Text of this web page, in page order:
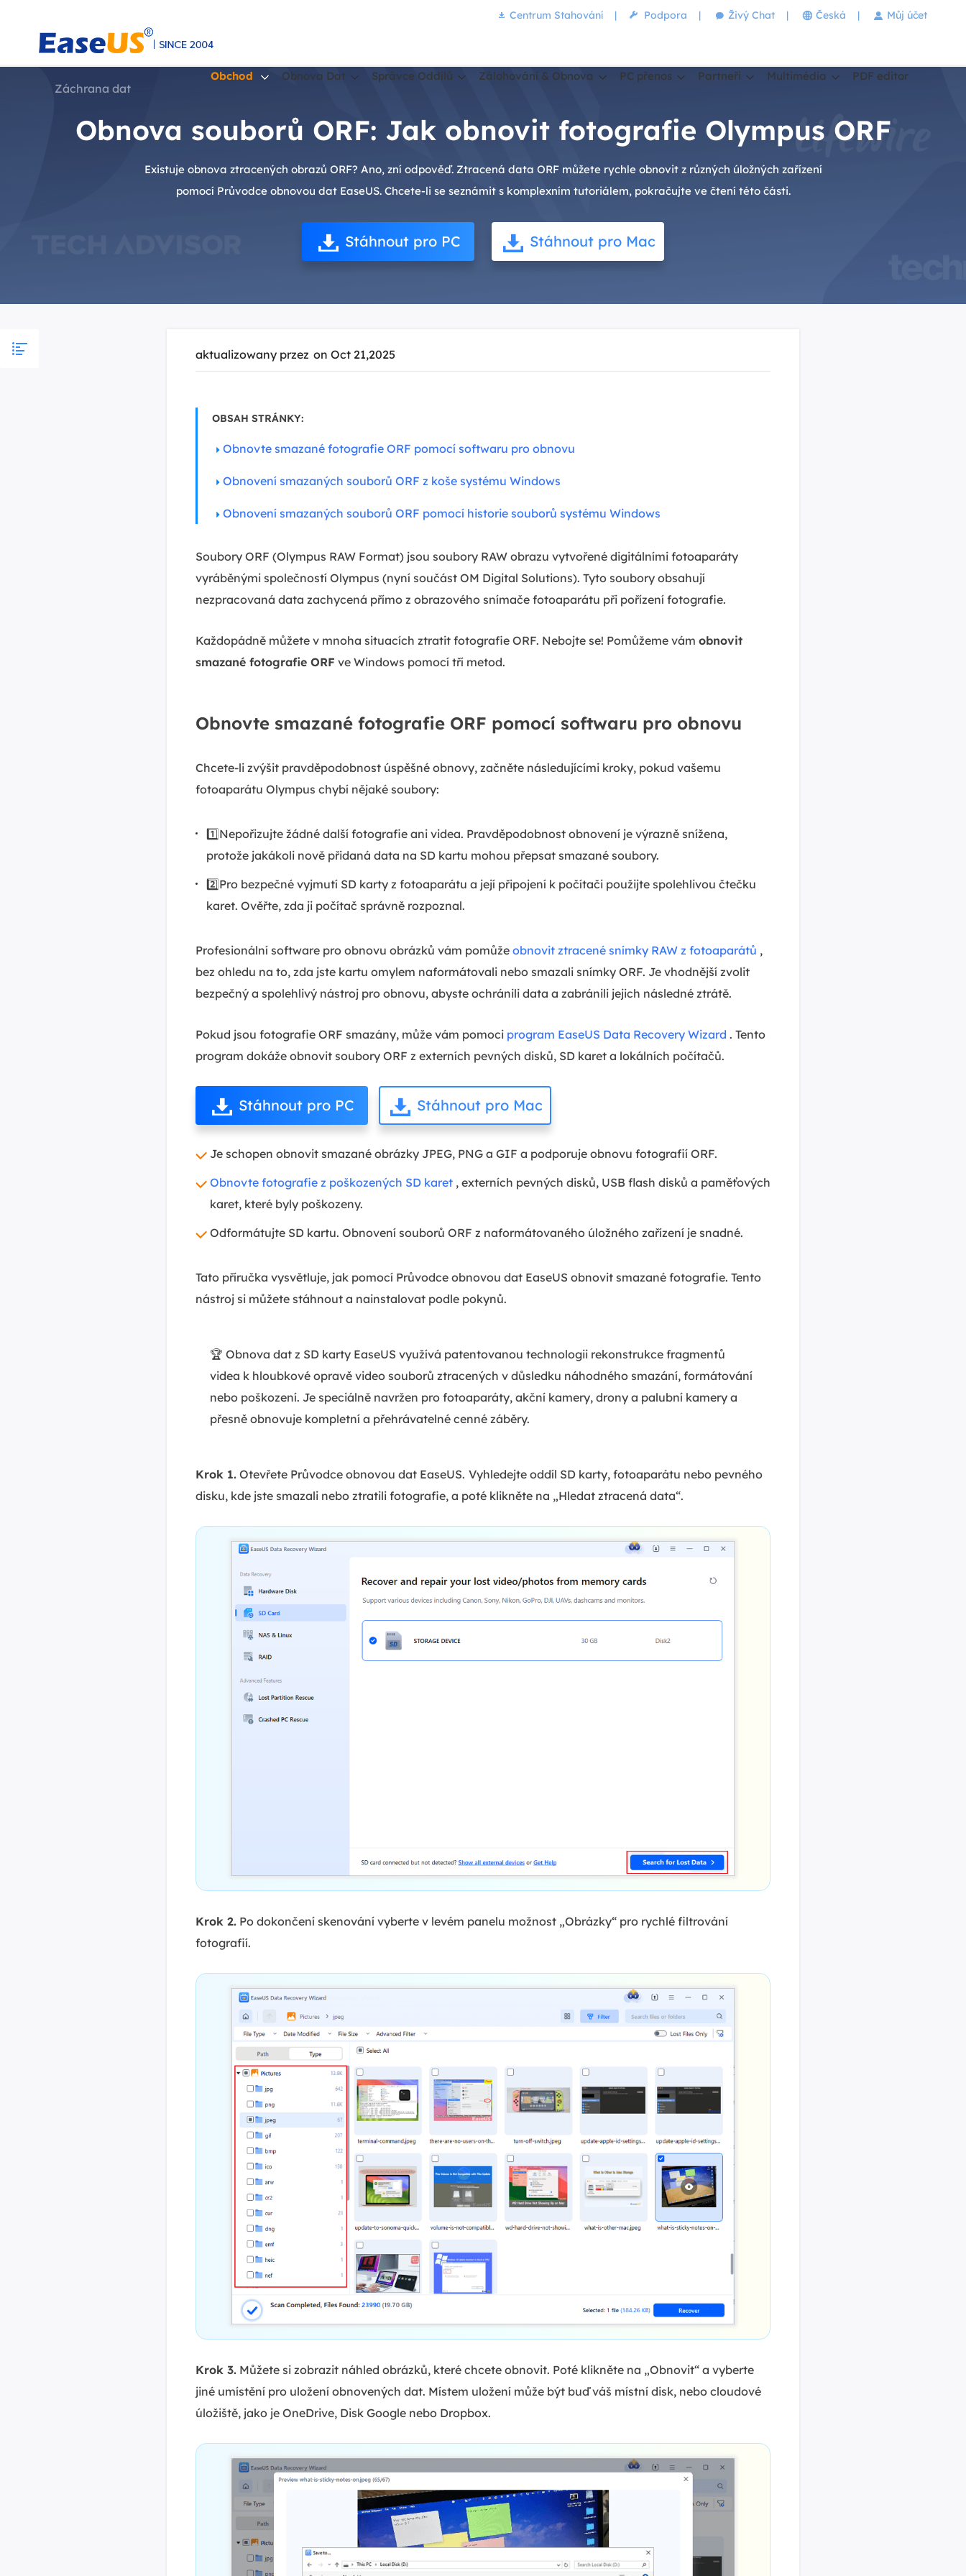
Centrum Stahování | Podpora | Živý Chat | Česká | Můj účet
EaseUS
Obchod Obnova Dat Správce Oddílů Zálohování & Obnova PC přenos Partneři Multimédia PDF editor
Záchrana dat
Obnova souborů ORF: Jak obnovit fotografie Olympus ORF
Existuje obnova ztracených obrazů ORF? Ano, zní odpověď. Ztracená data ORF můžete rychle obnovit z různých úložných zařízení
pomocí Průvodce obnovou dat EaseUS. Chcete-li se seznámit s komplexním tutoriálem, pokračujte ve čtení této části.
Stáhnout pro PC Stáhnout pro Mac
aktualizowany przez on Oct 21,2025
OBSAH STRÁNKY:
Obnovte smazané fotografie ORF pomocí softwaru pro obnovu
Obnovení smazaných souborů ORF z koše systému Windows
Obnovení smazaných souborů ORF pomocí historie souborů systému Windows
Soubory ORF (Olympus RAW Format) jsou soubory RAW obrazu vytvořené digitálními fotoaparáty
vyráběnými společností Olympus (nyní součást OM Digital Solutions). Tyto soubory obsahují
nezpracovaná data zachycená přímo z obrazového snímače fotoaparátu při pořízení fotografie.
Každopádně můžete v mnoha situacích ztratit fotografie ORF. Nebojte se! Pomůžeme vám obnovit
smazané fotografie ORF ve Windows pomocí tří metod.
Obnovte smazané fotografie ORF pomocí softwaru pro obnovu
Chcete-li zvýšit pravděpodobnost úspěšné obnovy, začněte následujícími kroky, pokud vašemu
fotoaparátu Olympus chybí nějaké soubory:
1️⃣Nepořizujte žádné další fotografie ani videa. Pravděpodobnost obnovení je výrazně snížena,
protože jakákoli nově přidaná data na SD kartu mohou přepsat smazané soubory.
2️⃣Pro bezpečné vyjmutí SD karty z fotoaparátu a její připojení k počítači použijte spolehlivou čtečku
karet. Ověřte, zda ji počítač správně rozpoznal.
Profesionální software pro obnovu obrázků vám pomůže obnovit ztracené snímky RAW z fotoaparátů ,
bez ohledu na to, zda jste kartu omylem naformátovali nebo smazali snímky ORF. Je vhodnější zvolit
bezpečný a spolehlivý nástroj pro obnovu, abyste ochránili data a zabránili jejich následné ztrátě.
Pokud jsou fotografie ORF smazány, může vám pomoci program EaseUS Data Recovery Wizard . Tento
program dokáže obnovit soubory ORF z externích pevných disků, SD karet a lokálních počítačů.
Stáhnout pro PC Stáhnout pro Mac
Je schopen obnovit smazané obrázky JPEG, PNG a GIF a podporuje obnovu fotografií ORF.
Obnovte fotografie z poškozených SD karet , externích pevných disků, USB flash disků a paměťových
karet, které byly poškozeny.
Odformátujte SD kartu. Obnovení souborů ORF z naformátovaného úložného zařízení je snadné.
Tato příručka vysvětluje, jak pomocí Průvodce obnovou dat EaseUS obnovit smazané fotografie. Tento
nástroj si můžete stáhnout a nainstalovat podle pokynů.
🏆 Obnova dat z SD karty EaseUS využívá patentovanou technologii rekonstrukce fragmentů
videa k hloubkové opravě video souborů ztracených v důsledku náhodného smazání, formátování
nebo poškození. Je speciálně navržen pro fotoaparáty, akční kamery, drony a palubní kamery a
přesně obnovuje kompletní a přehrávatelné cenné záběry.
Krok 1. Otevřete Průvodce obnovou dat EaseUS. Vyhledejte oddíl SD karty, fotoaparátu nebo pevného
disku, kde jste smazali nebo ztratili fotografie, a poté klikněte na „Hledat ztracená data“.
Krok 2. Po dokončení skenování vyberte v levém panelu možnost „Obrázky“ pro rychlé filtrování
fotografií.
Krok 3. Můžete si zobrazit náhled obrázků, které chcete obnovit. Poté klikněte na „Obnovit“ a vyberte
jiné umístění pro uložení obnovených dat. Místem uložení může být buď váš místní disk, nebo cloudové
úložiště, jako je OneDrive, Disk Google nebo Dropbox.